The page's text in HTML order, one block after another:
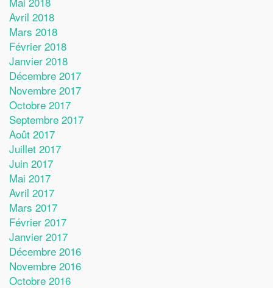
Avril 2018
Mars 2018
Février 2018
Janvier 2018
Décembre 2017
Novembre 2017
Octobre 2017
Septembre 2017
Août 2017
Juillet 2017
Juin 2017
Mai 2017
Avril 2017
Mars 2017
Février 2017
Janvier 2017
Décembre 2016
Novembre 2016
Octobre 2016